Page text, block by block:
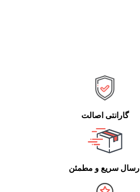
گارانتی اصالت
ارسال سریع و مطمئن